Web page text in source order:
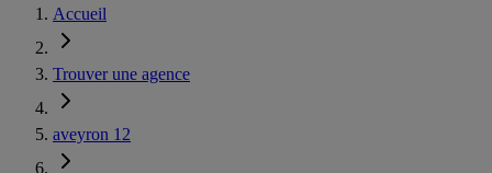
Accueil
Trouver une agence
aveyron 12